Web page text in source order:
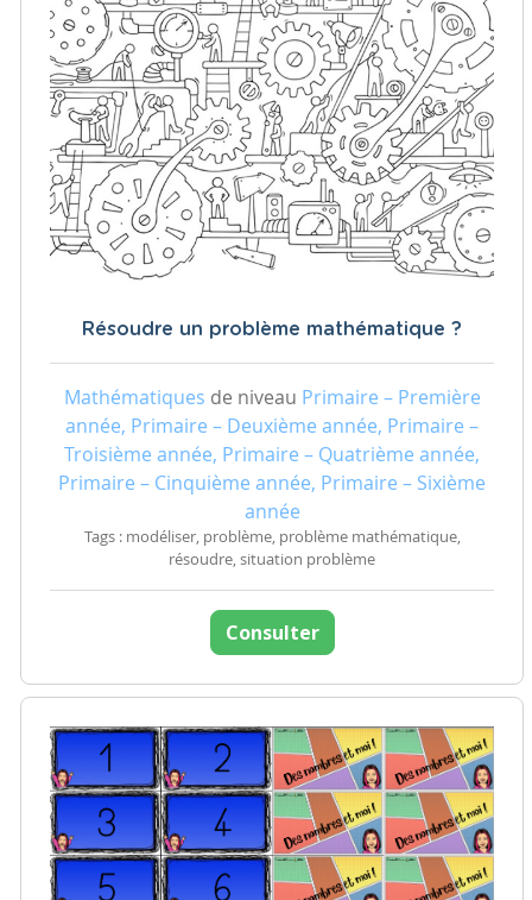
Résoudre un problème mathématique ?
Mathématiques de niveau Primaire – Première
année, Primaire – Deuxième année, Primaire –
Troisième année, Primaire – Quatrième année,
Primaire – Cinquième année, Primaire – Sixième
année
Tags : modéliser, problème, problème mathématique,
résoudre, situation problème
Consulter